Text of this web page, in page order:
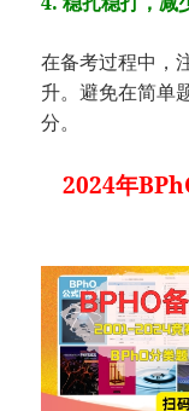
在备考过程中，
升。避免在简单
分。
2024年